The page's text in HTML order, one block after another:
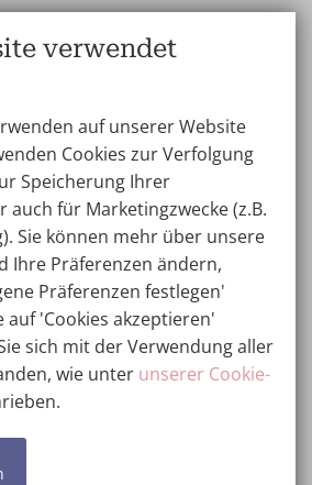
an den Flanken
Flanken konzentriert sich auf
an den Seiten
knapp oberhalb der
(Taillenschlankheit). Auch die
Flanken, direkt unter den
Bereich. Dieses Verfahren hilft,
und eine schlankere
Brustumfang zu schaffen.
sich häufig für diese Behandlung,
zu ergänzen. In der
Fotos von Fettabsaugungen an
nach dem Eingriff.
verwendet
auf unserer Website
Cookies zur Verfolgung
Speicherung Ihrer
auch für Marketingzwecke (z.B.
Sie können mehr über unsere
Ihre Präferenzen ändern,
Präferenzen festlegen'
auf 'Cookies akzeptieren'
sich mit der Verwendung aller
wie unter unserer Cookie-